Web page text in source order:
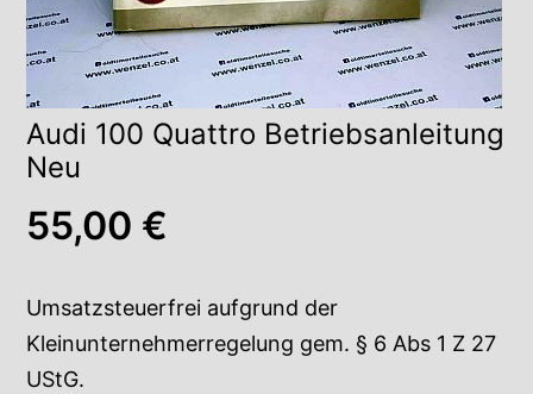
Audi 100 Quattro Betriebsanleitung
Neu
55,00 €
Umsatzsteuerfrei aufgrund der
Kleinunternehmerregelung gem. § 6 Abs 1 Z 27
UStG.